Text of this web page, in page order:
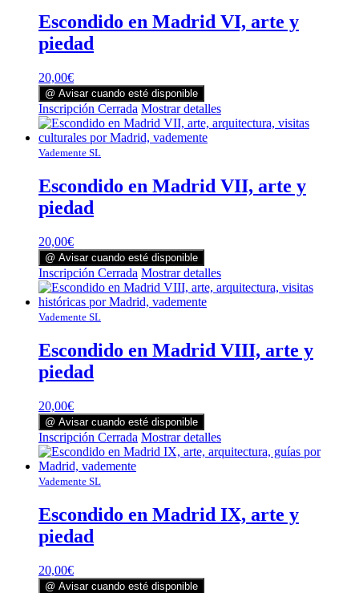
Escondido en Madrid VI, arte y
piedad
20,00€
@ Avisar cuando esté disponible
Inscripción Cerrada Mostrar detalles
Vademente SL
Escondido en Madrid VII, arte y
piedad
20,00€
@ Avisar cuando esté disponible
Inscripción Cerrada Mostrar detalles
Vademente SL
Escondido en Madrid VIII, arte y
piedad
20,00€
@ Avisar cuando esté disponible
Inscripción Cerrada Mostrar detalles
Vademente SL
Escondido en Madrid IX, arte y
piedad
20,00€
@ Avisar cuando esté disponible